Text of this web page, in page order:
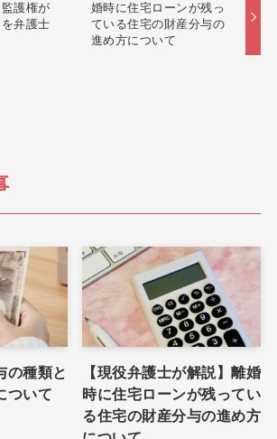
護権が
弁護士
婚時に住宅ローンが残っ
ている住宅の財産分与の
進め方について
の種類と
ついて
【現役弁護士が解説】離婚
時に住宅ローンが残ってい
る住宅の財産分与の進め方